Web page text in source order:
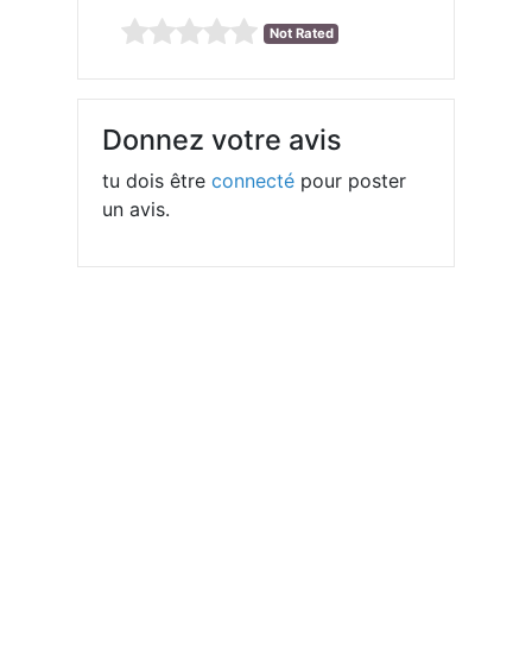
Not Rated
Donnez votre avis
tu dois êtreconnecté pour poster
un avis.